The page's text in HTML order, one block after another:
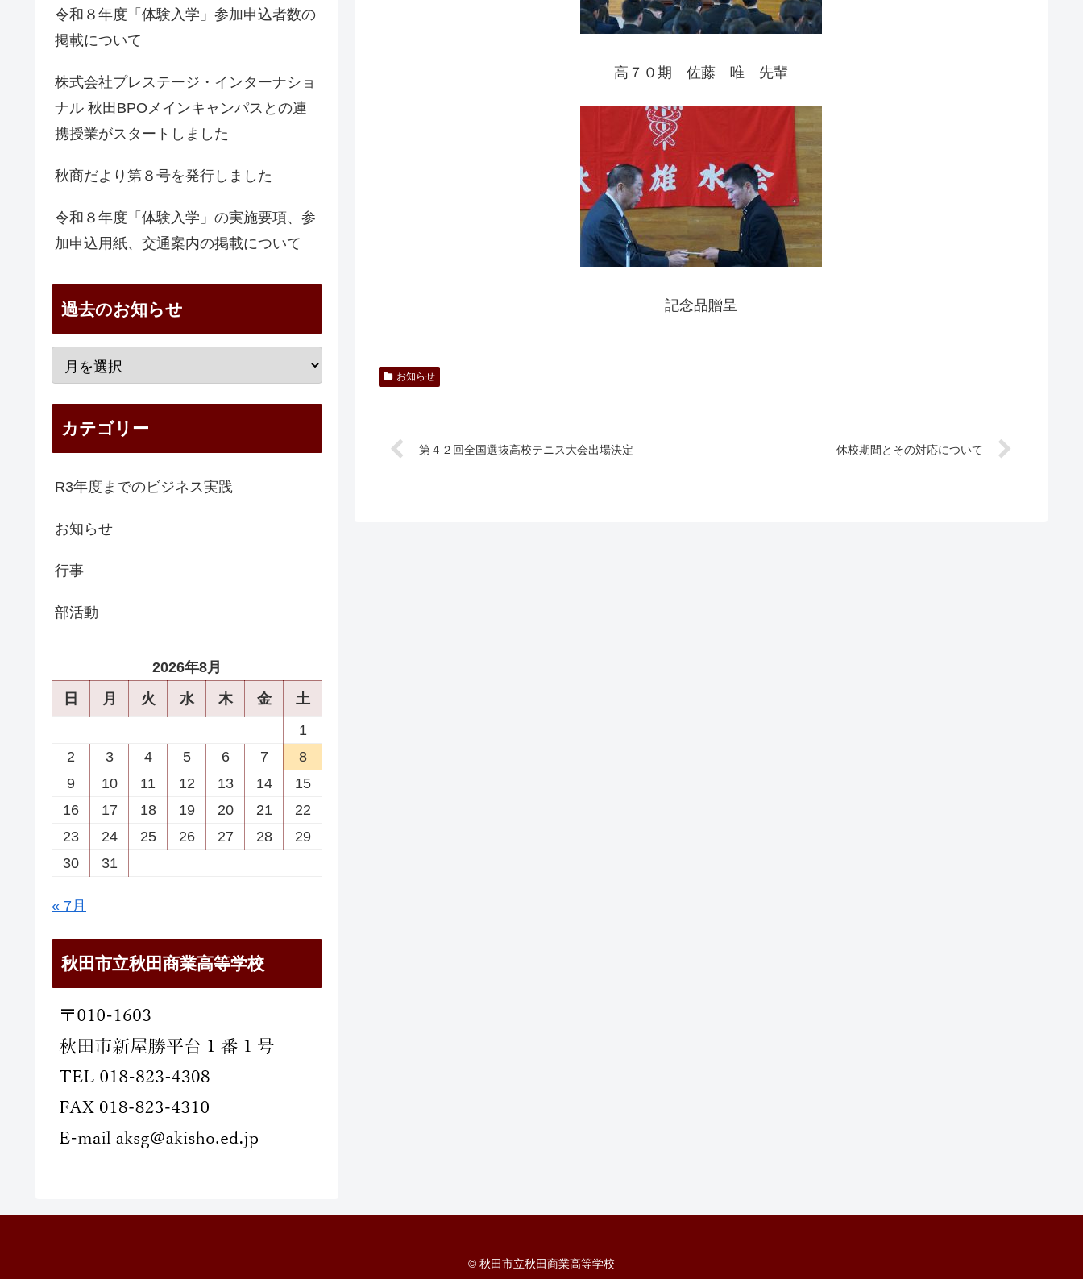
高７０期 佐藤 唯 先輩
記念品贈呈
お知らせ
第４２回全国選抜高校テニス大会出場決定 休校期間とその対応について
令和８年度「体験入学」参加申込者数の
掲載について
株式会社プレステージ・インターナショ
ナル 秋田BPOメインキャンパスとの連
携授業がスタートしました
秋商だより第８号を発行しました
令和８年度「体験入学」の実施要項、参
加申込用紙、交通案内の掲載について
過去のお知らせ
カテゴリー
R3年度までのビジネス実践
お知らせ
行事
部活動
2026年8月
日
月 火 水 木 金
土
1
2
3 4 5 6 7
8
9
10 11 12 13 14
15
16
17 18 19 20 21
22
23
24 25 26 27 28
29
30
31
« 7月
秋田市立秋田商業高等学校
© 秋田市立秋田商業高等学校